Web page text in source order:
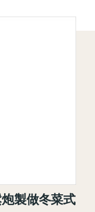
製做冬菜式